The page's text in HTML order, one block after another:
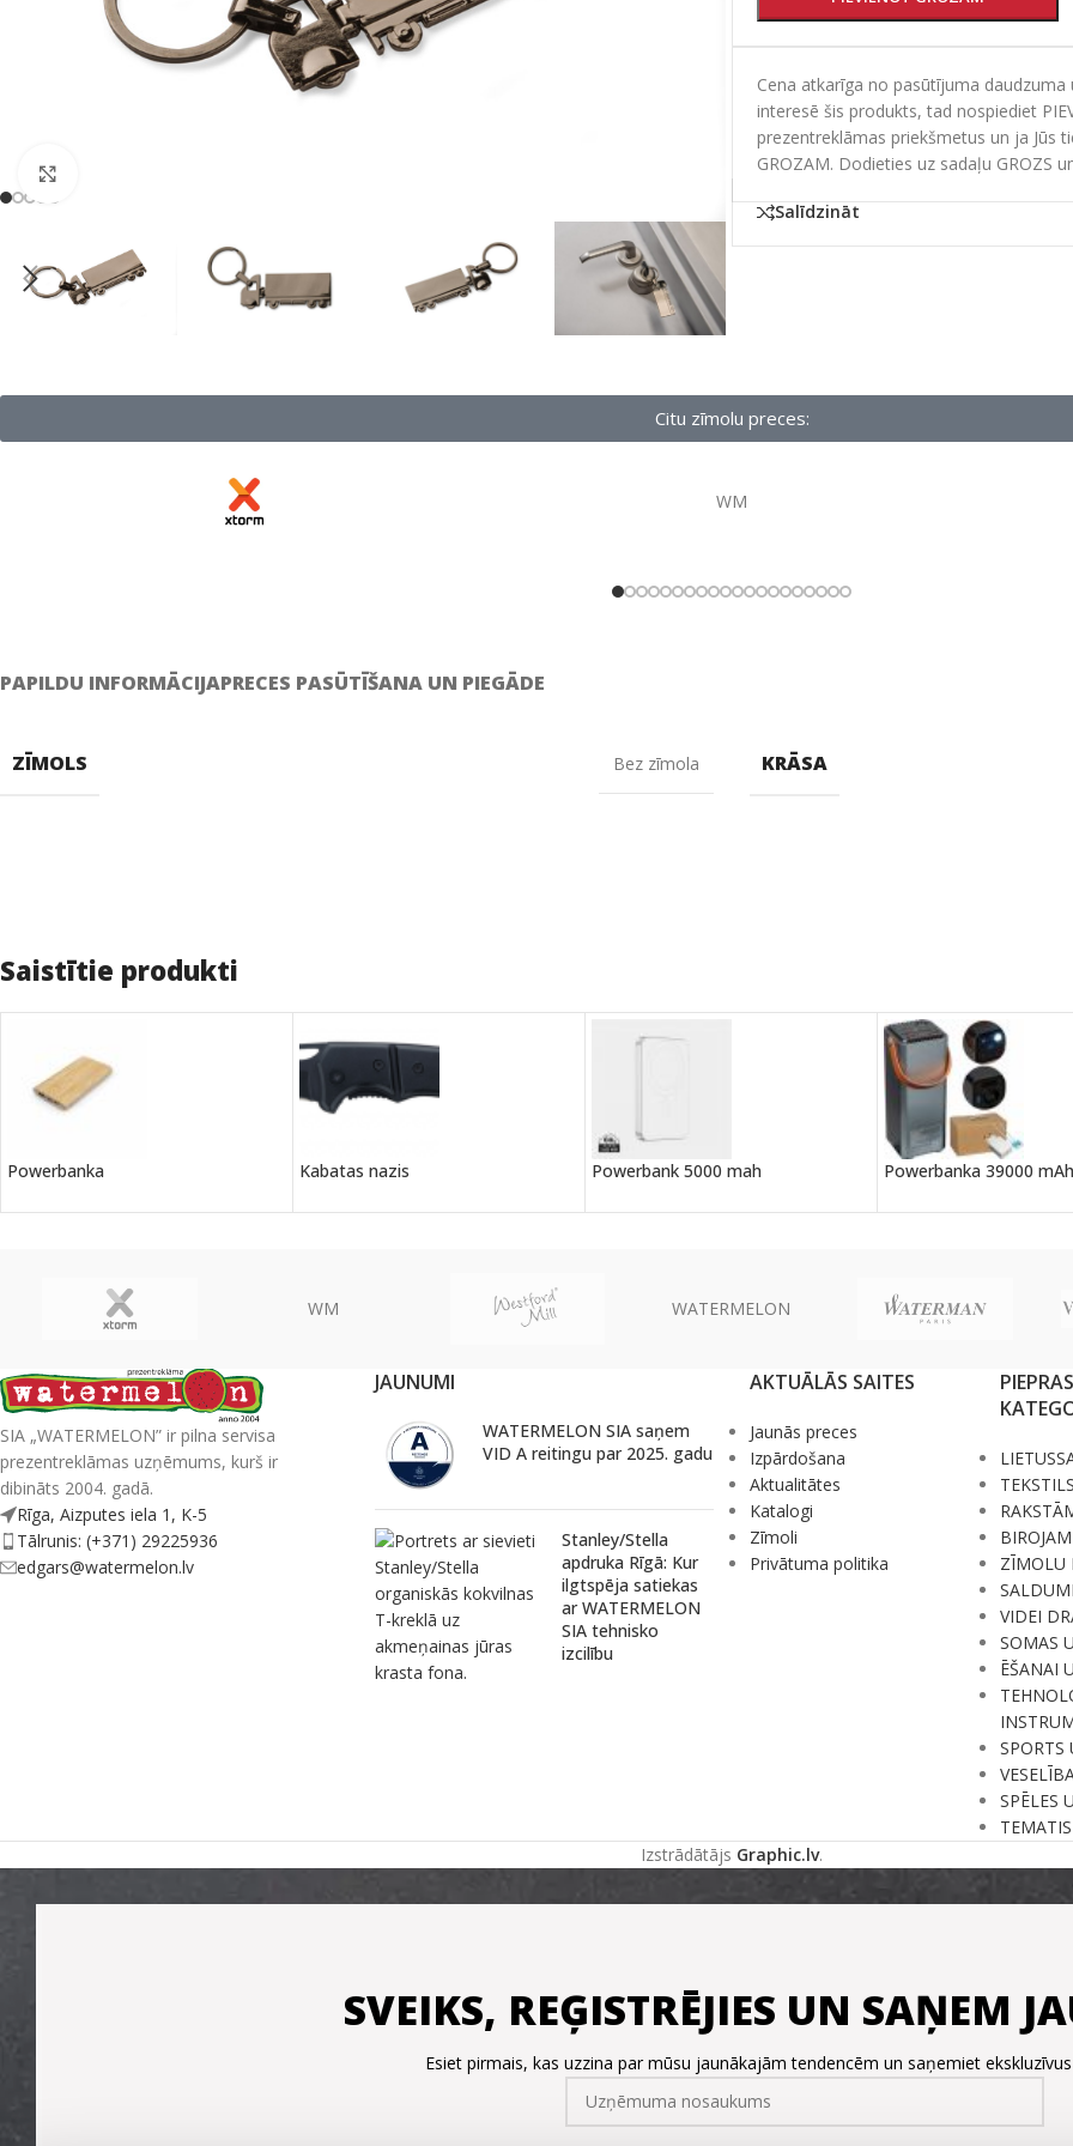
Cena atkarīga no pasūtījuma daudzuma
interesē šis produkts, tad nospiediet
prezentreklāmas priekšmetus un ja Jūs
GROZAM. Dodieties uz sadaļu GROZS
Salīdzināt
Citu zīmolu preces:
WM
PAPILDU INFORMĀCIJAPRECES PASŪTĪŠANA UN PIEGĀDE
ZĪMOLS Bez zīmola KRĀSA
Saistītie produkti
Powerbanka Kabatas nazis Powerbank 5000 mah Powerbanka 39000 mAh
WM WATERMELON
SIA „WATERMELON” ir pilna servisa
prezentreklāmas uzņēmums, kurš ir
dibināts 2004. gadā.
Rīga, Aizputes iela 1, K-5
Tālrunis: (+371) 29225936
edgars@watermelon.lv
JAUNUMI
WATERMELON SIA saņem
VID A reitingu par 2025. gadu
Stanley/Stella
apdruka Rīgā: Kur
ilgtspēja satiekas
ar WATERMELON
SIA tehnisko
izcilību
AKTUĀLĀS SAITES
Jaunās preces
Izpārdošana
Aktualitātes
Katalogi
Zīmoli
Privātuma politika
TEKSTILS
BIROJAM
ZĪMOLU
SALDUMI
VIDEI
SOMAS
ĒŠANAI
SPORTS
SPĒLES
Izstrādātājs Graphic.lv.
SVEIKS, REĢISTRĒJIES UN SAŅEM
Esiet pirmais, kas uzzina par mūsu jaunākajām tendencēm un saņemiet